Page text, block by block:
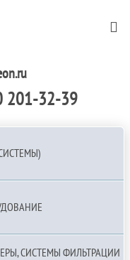
201-32-39
СИСТЕМЫ ФИЛЬТРАЦИИ